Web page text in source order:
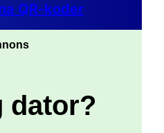
QR-koder
dator?